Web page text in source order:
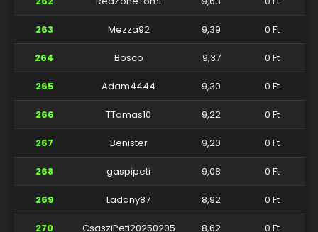
263 Mezza92 9,39 0 Ft
264 Bosco 9,37 0 Ft
265 Adam4444 9,30 0 Ft
266 TTamas10 9,22 0 Ft
267 Benister 9,20 0 Ft
268 gaspipeti 9,08 0 Ft
269 Ladany87 8,92 0 Ft
270 CsasziPeti20250205 8,62 0 Ft